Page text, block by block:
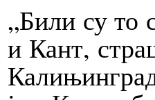
„Били су то
и Кант,